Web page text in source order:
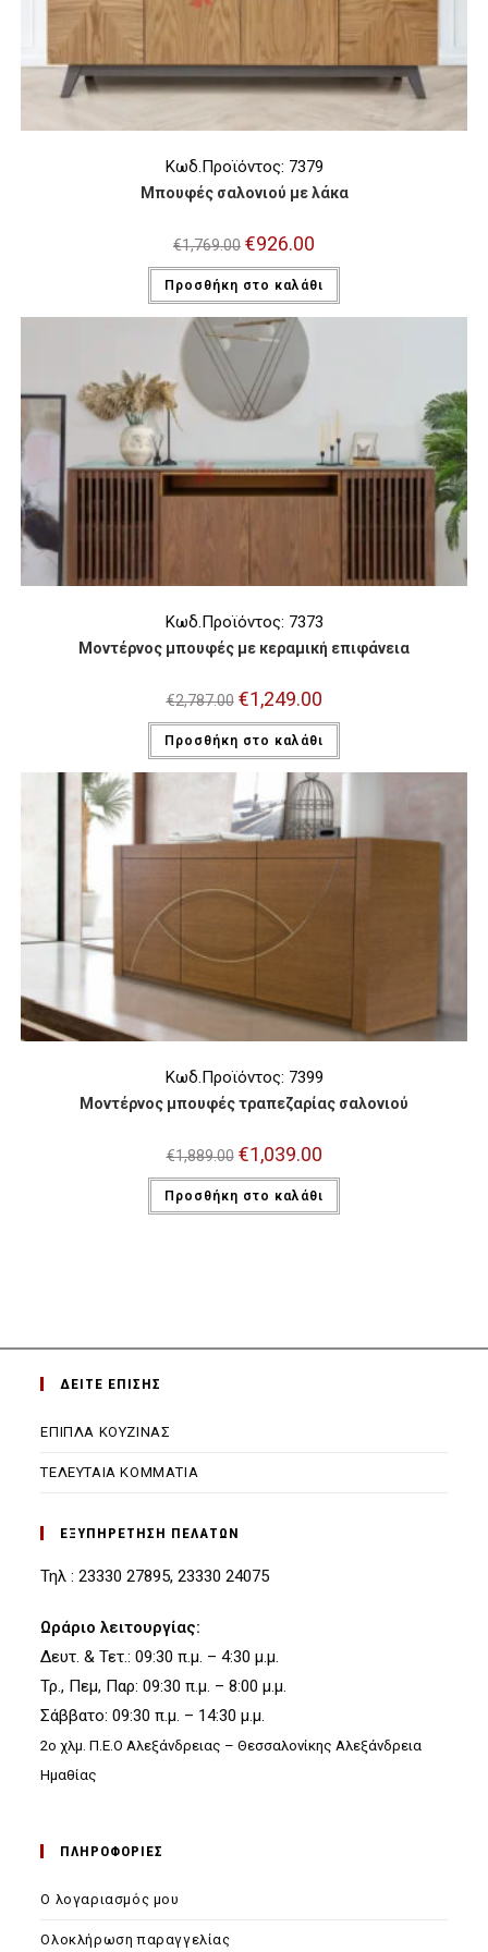
Κωδ.Προϊόντος: 7379
Μπουφές σαλονιού με λάκα
€1,769.00 Original
price
was:
€1,769.00.
€926.00
τιμή
είναι:
€926.00.
Προσθήκη στο καλάθι
Κωδ.Προϊόντος: 7373
Μοντέρνος μπουφές με κεραμική επιφάνεια
€2,787.00 Original
price
was:
€2,787.00.
€1,249.00Η
τιμή
είναι:
€1,249.00.
Προσθήκη στο καλάθι
Κωδ.Προϊόντος: 7399
Μοντέρνος μπουφές τραπεζαρίας σαλονιού
€1,889.00 Original
price
was:
€1,889.00.
€1,039.00Η
τιμή
είναι:
€1,039.00.
Προσθήκη στο καλάθι
ΔΕΙΤΕ ΕΠΙΣΗΣ
ΕΠΙΠΛΑ ΚΟΥΖΙΝΑΣ
ΤΕΛΕΥΤΑΙΑ ΚΟΜΜΑΤΙΑ
ΕΞΥΠΗΡΕΤΗΣΗ ΠΕΛΑΤΩΝ
Τηλ : 23330 27895, 23330 24075
Ωράριο λειτουργίας:
Δευτ. & Τετ.: 09:30 π.μ. – 4:30 μ.μ.
Τρ., Πεμ, Παρ: 09:30 π.μ. – 8:00 μ.μ.
Σάββατο: 09:30 π.μ. – 14:30 μ.μ.
2ο χλμ. Π.Ε.Ο Αλεξάνδρειας – Θεσσαλονίκης Αλεξάνδρεια
Ημαθίας
ΠΛΗΡΟΦΟΡΙΕΣ
Ο λογαριασμός μου
Ολοκλήρωση παραγγελίας